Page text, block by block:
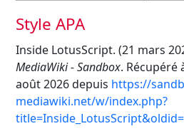
Style APA
Inside LotusScript. (21 mars
MediaWiki - Sandbox. Récupéré
août 2026 depuis https://
mediawiki.net/w/index.php?